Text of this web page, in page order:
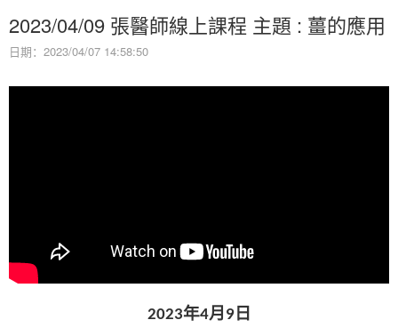
2023/04/09 張醫師線上課程 主題 : 薑的應用
日期：2023/04/07 14:58:50
2023年4月 9日